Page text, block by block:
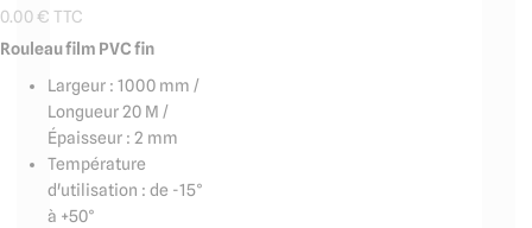
0.00 € TTC
Rouleau film PVC fin
Largeur : 1000 mm /
Longueur 20 M /
Épaisseur : 2 mm
Température
d'utilisation : de -15°
à +50°